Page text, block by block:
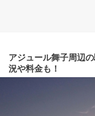
アジュール舞子周辺
況や料金も！